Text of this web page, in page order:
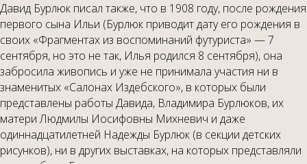
Давид Бурлюк писал также, что в 1908 году, после рождения
первого сына Ильи (Бурлюк приводит дату его рождения в
своих «Фрагментах из воспоминаний футуриста» — 7
сентября, но это не так, Илья родился 8 сентября), она
забросила живопись и уже не принимала участия ни в
знаменитых «Салонах Издебского», в которых были
представлены работы Давида, Владимира Бурлюков, их
матери Людмилы Иосифовны Михневич и даже
одиннадцатилетней Надежды Бурлюк (в секции детских
рисунков), ни в других выставках, на которых представляли